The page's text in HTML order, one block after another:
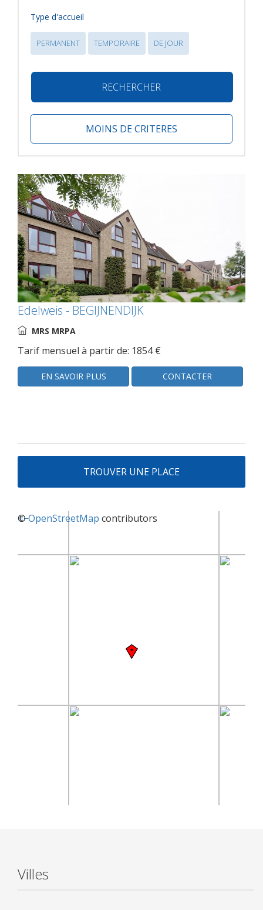
Type d'accueil
PERMANENT TEMPORAIRE DE JOUR
RECHERCHER
MOINS DE CRITERES
Edelweis - BEGIJNENDIJK
MRS MRPA
Tarif mensuel à partir de: 1854 €
EN SAVOIR PLUS CONTACTER
TROUVER UNE PLACE
+−
©OpenStreetMap contributors
Villes